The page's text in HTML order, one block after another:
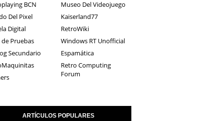
BCN
Museo Del Videojuego
Del Pixel
Kaiserland77
Digital
RetroWiki
Pruebas
Windows RT Unofficial
Secundario
Espamática
Retro Computing
Forum
ARTÍCULOS POPULARES